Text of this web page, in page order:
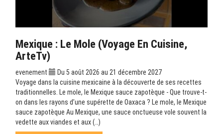
Mexique : Le Mole (Voyage En Cuisine,
ArteTv)
evenement
Du 5 août 2026 au 21 décembre 2027
Voyage dans la cuisine mexicaine à la découverte de ses recettes
traditionnelles. Le mole, le Mexique sauce zapotèque - Que trouve-t-
on dans les rayons d’une supérette de Oaxaca ? Le mole, le Mexique
sauce zapotèque Au Mexique, une sauce onctueuse vole souvent la
vedette aux viandes et aux (…)